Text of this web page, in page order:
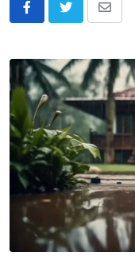
Share
Email